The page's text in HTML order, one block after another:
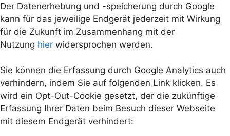
Der Datenerhebung und -speicherung durch Google
kann für das jeweilige Endgerät jederzeit mit Wirkung
für die Zukunft im Zusammenhang mit der
Nutzung hier widersprochen werden.
Sie können die Erfassung durch Google Analytics auch
verhindern, indem Sie auf folgenden Link klicken. Es
wird ein Opt-Out-Cookie gesetzt, der die zukünftige
Erfassung Ihrer Daten beim Besuch dieser Webseite
mit diesem Endgerät verhindert: